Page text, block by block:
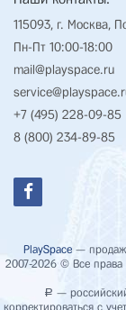
115093, г. Москва,
Пн-Пт 10:00-18:00
mail@playspace.ru
+7 (495) 228-09-85
8 (800) 234-89-85
PlaySpace —
2007-2026 © Все права
Р —
корректироваться с